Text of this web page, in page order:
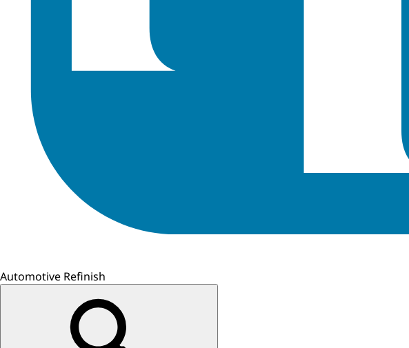
Automotive Refinish